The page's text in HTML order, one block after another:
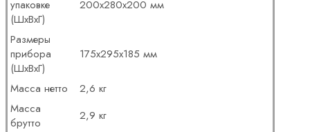
упаковке
(ШхВхГ)
200x280x200 мм
Размеры
прибора
(ШхВхГ)
175x295x185 мм
Масса нетто
2,6 кг
Масса
брутто
2,9 кг